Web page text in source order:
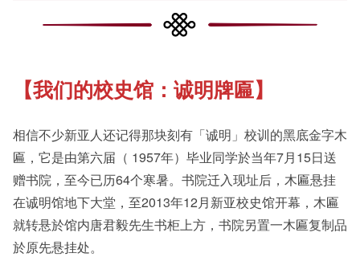
《新亚简讯》
《新亚书院概览》
其他书院出版
新亚影集
Our History Gallery
Campus Tour
Fellows of the College
New Asianships
【我们的校史馆：诚明牌匾】
相信不少新亚人还记得那块刻有「诚明」校训的黑底金字木
匾，它是由第六届（ 1957年）毕业同学於当年7月15日送
赠书院，至今已历64个寒暑。书院迁入现址后，木匾悬挂
在诚明馆地下大堂，至2013年12月新亚校史馆开幕，木匾
就转悬於馆内唐君毅先生书柜上方，书院另置一木匾复制品
於原先悬挂处。